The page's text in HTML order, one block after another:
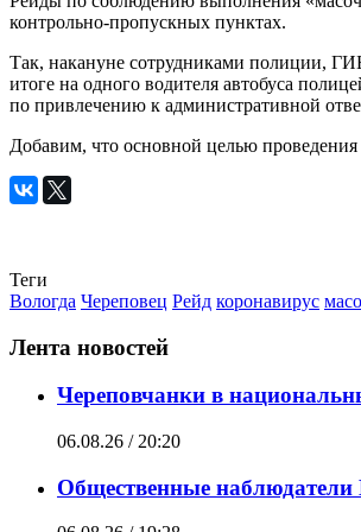
контрольно-пропускных пунктах.
Так, накануне сотрудниками полиции,
итоге на одного водителя автобуса
по привлечению к административной
Добавим, что основной целью
Теги
Вологда Череповец Рейд коронавирус
Лента новостей
Череповчанки в
06.08.26 / 20:20
Общественные наблюдатели